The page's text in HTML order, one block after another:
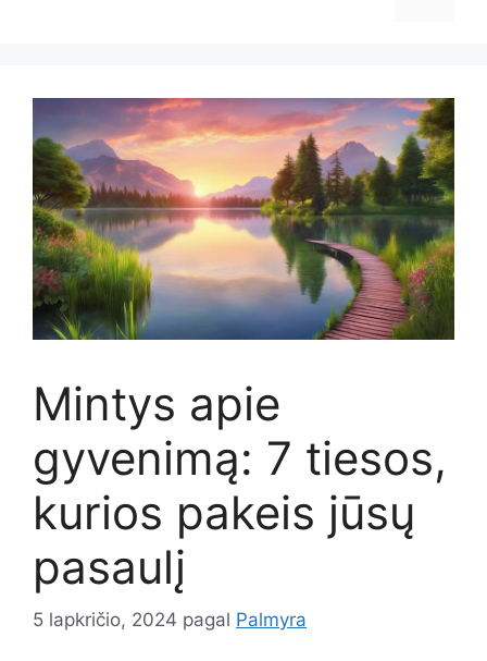
Mintys apie
gyvenimą: 7 tiesos,
kurios pakeis jūsų
pasaulį
5 lapkričio, 2024 pagal Palmyra